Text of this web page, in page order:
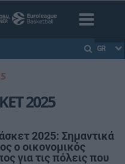
GR
2025
2025: Σημαντικά
ο οικονομικός
για τις πόλεις που